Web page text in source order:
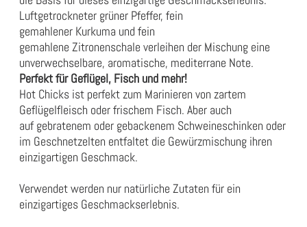
Luftgetrockneter grüner Pfeffer, fein
gemahlener Kurkuma und fein
gemahlene Zitronenschale verleihen der Mischung eine
unverwechselbare, aromatische, mediterrane Note.
Perfekt für Geflügel, Fisch und mehr!
Hot Chicks ist perfekt zum Marinieren von zartem
Geflügelfleisch oder frischem Fisch. Aber auch
auf gebratenem oder gebackenem Schweineschinken oder
im Geschnetzelten entfaltet die Gewürzmischung ihren
einzigartigen Geschmack.
Verwendet werden nur natürliche Zutaten für ein
einzigartiges Geschmackserlebnis.